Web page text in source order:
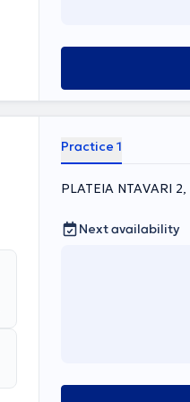
Practice 1
PLATEIA NTAVARI
Next availability